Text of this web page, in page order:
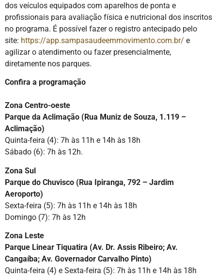
dos veículos equipados com aparelhos de ponta e
profissionais para avaliação física e nutricional dos inscritos
no programa. É possível fazer o registro antecipado pelo
site: https://app.sampasaudeemmovimento.com.br/ e
agilizar o atendimento ou fazer presencialmente,
diretamente nos parques.
Confira a programação
Zona Centro-oeste
Parque da Aclimação (Rua Muniz de Souza, 1.119 –
Aclimação)
Quinta-feira (4): 7h às 11h e 14h às 18h
Sábado (6): 7h às 12h.
Zona Sul
Parque do Chuvisco (Rua Ipiranga, 792 – Jardim
Aeroporto)
Sexta-feira (5): 7h às 11h e 14h às 18h
Domingo (7): 7h às 12h
Zona Leste
Parque Linear Tiquatira (Av. Dr. Assis Ribeiro; Av.
Cangaíba; Av. Governador Carvalho Pinto)
Quinta-feira (4) e Sexta-feira (5): 7h às 11h e 14h às 18h